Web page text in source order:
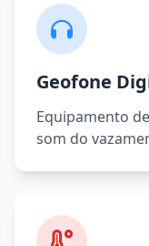
Geofone
Equipamento
som do